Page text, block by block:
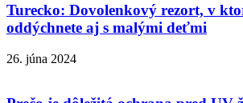
Turecko: Dovolenkový rezort, v
oddýchnete aj s malými deťmi
26. júna 2024